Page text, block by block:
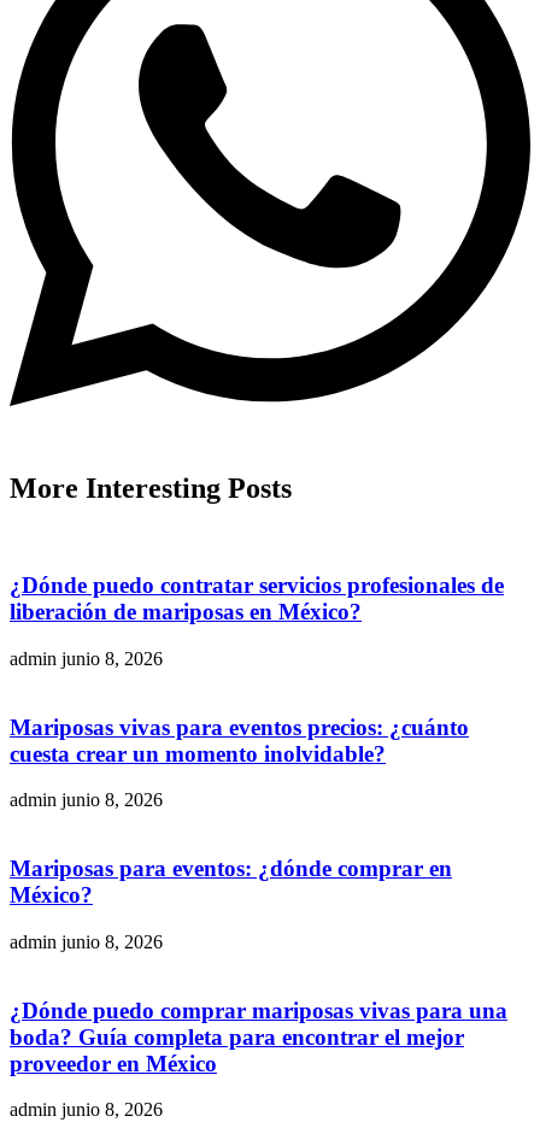
More Interesting Posts
¿Dónde puedo contratar servicios profesionales de
liberación de mariposas en México?
admin junio 8, 2026
Mariposas vivas para eventos precios: ¿cuánto
cuesta crear un momento inolvidable?
admin junio 8, 2026
Mariposas para eventos: ¿dónde comprar en
México?
admin junio 8, 2026
¿Dónde puedo comprar mariposas vivas para una
boda? Guía completa para encontrar el mejor
proveedor en México
admin junio 8, 2026